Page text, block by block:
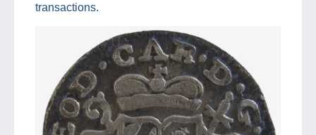
transactions.